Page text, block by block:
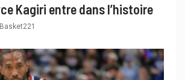
Kagiri entre dans l’histoire
Basket221